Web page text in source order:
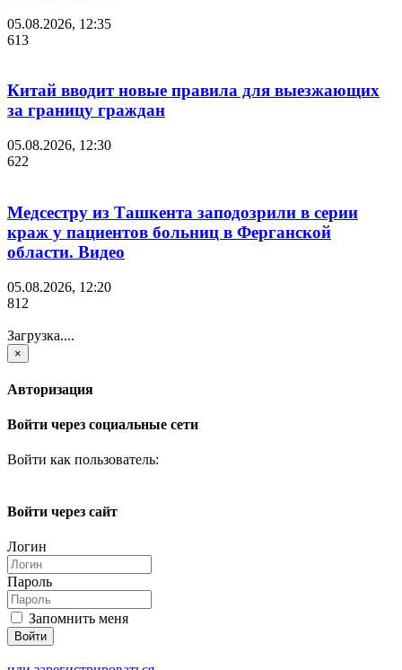
05.08.2026, 12:35
613
Китай вводит новые правила для выезжающих
за границу граждан
05.08.2026, 12:30
622
Медсестру из Ташкента заподозрили в серии
краж у пациентов больниц в Ферганской
области. Видео
05.08.2026, 12:20
812
Загрузка....
×
Авторизация
Войти через социальные сети
Войти как пользователь:
Войти через сайт
Логин
Пароль
Запомнить меня